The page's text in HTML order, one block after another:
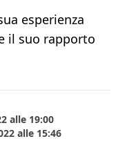
esperienza
il suo rapporto
alle 19:00
alle 15:46